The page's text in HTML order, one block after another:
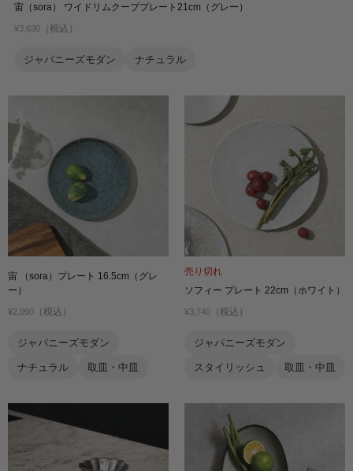
宙（sora） ワイドリムクーププレート21cm（グレー）
¥3,630（税込）
ジャパニーズモダン ナチュラル
宙 （sora）プレート 16.5cm（グレ
ー）
¥2,090 （税込）
ジャパニーズモダン
ナチュラル 取皿・中皿
売り切れ
ソフィー プレート 22cm（ホワイト）
¥3,740 （税込）
ジャパニーズモダン
スタイリッシュ 取皿・中皿